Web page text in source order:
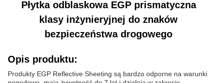
Płytka odblaskowa EGP prismatyczna
klasy inżynieryjnej do znaków
bezpieczeństwa drogowego
Opis produktu:
Produkty EGP Reflective Sheeting są bardzo odporne na warunki